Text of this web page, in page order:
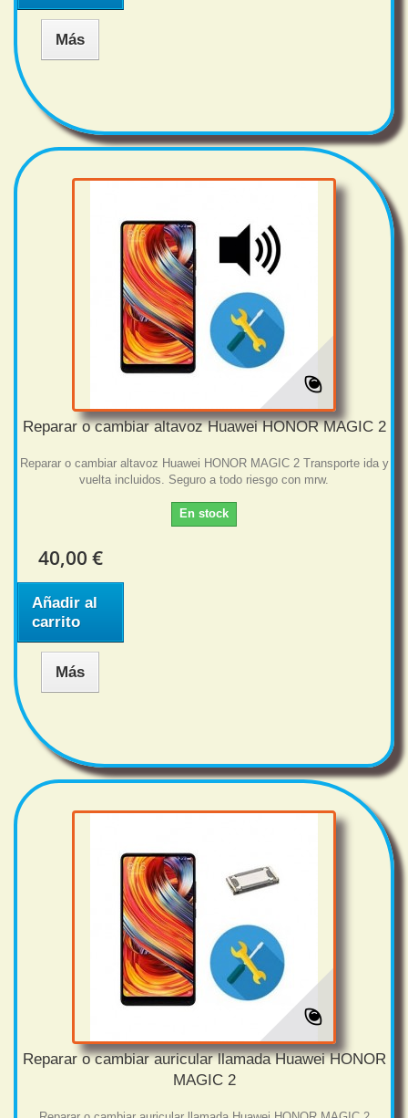
Más
Reparar o cambiar altavoz Huawei HONOR MAGIC 2
Reparar o cambiar altavoz Huawei HONOR MAGIC 2 Transporte ida y
vuelta incluidos. Seguro a todo riesgo con mrw.
En stock
40,00 €
Añadir al
carrito
Más
Reparar o cambiar auricular llamada Huawei HONOR
MAGIC 2